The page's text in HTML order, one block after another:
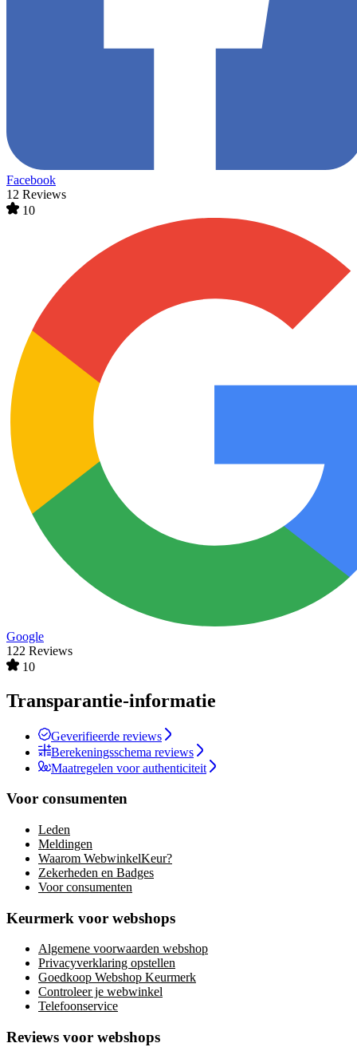
Facebook
12 Reviews
10
Google
122 Reviews
10
Transparantie-informatie
Geverifieerde reviews
Berekeningsschema reviews
Maatregelen voor authenticiteit
Voor consumenten
Leden
Meldingen
Waarom WebwinkelKeur?
Zekerheden en Badges
Voor consumenten
Keurmerk voor webshops
Algemene voorwaarden webshop
Privacyverklaring opstellen
Goedkoop Webshop Keurmerk
Controleer je webwinkel
Telefoonservice
Reviews voor webshops